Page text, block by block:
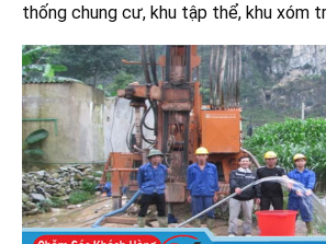
thống chung cư, khu tập thể, khu xóm